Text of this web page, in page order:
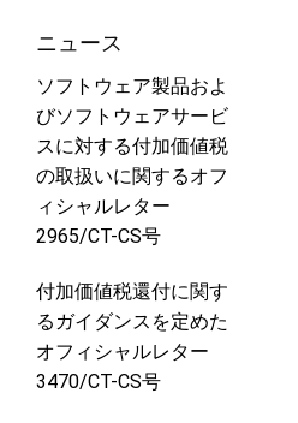
ニュース
ソフトウェア製品およ
びソフトウェアサービ
スに対する付加価値税
の取扱いに関するオフ
ィシャルレター
2965/CT-CS号
付加価値税還付に関す
るガイダンスを定めた
オフィシャルレター
3470/CT-CS号